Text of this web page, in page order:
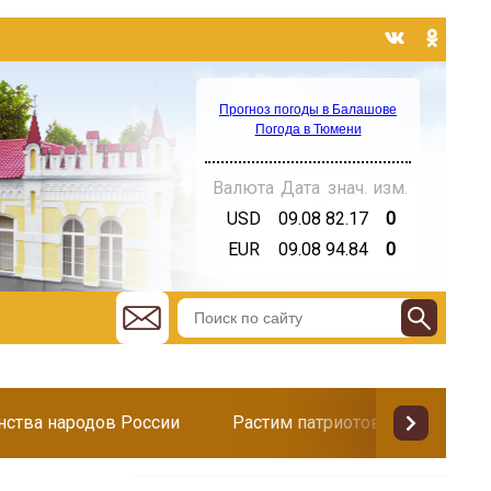
Прогноз погоды в Балашове
Погода в Тюмени
Валюта Дата знач. изм.
USD
09.08 82.17
0
EUR
09.08 94.84 0
народов России Растим патриотов